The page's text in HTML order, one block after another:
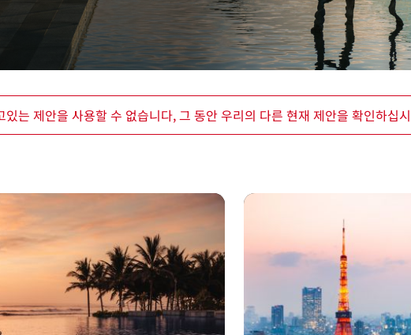
는 제안을 사용할 수 없습니다, 그 동안 우리의 다른 현재 제안을 확인하십